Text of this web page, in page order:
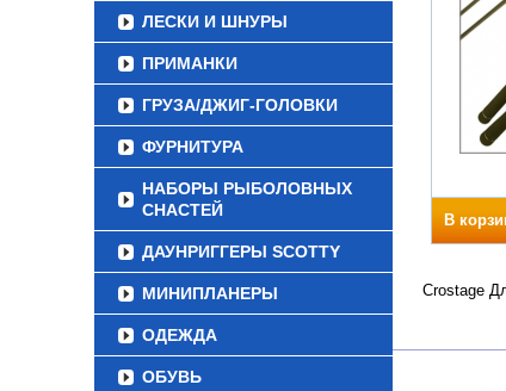
ЛЕСКИ И ШНУРЫ
ПРИМАНКИ
ГРУЗА/ДЖИГ-ГОЛОВКИ
ФУРНИТУРА
НАБОРЫ РЫБОЛОВНЫХ
СНАСТЕЙ
ДАУНРИГГЕРЫ SCOTTY
МИНИПЛАНЕРЫ
ОДЕЖДА
ОБУВЬ
В
Crostage